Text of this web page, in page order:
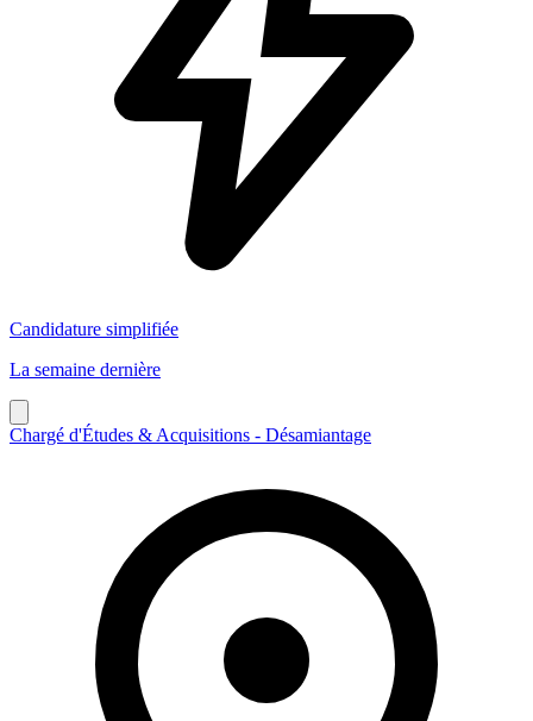
Candidature simplifiée
La semaine dernière
Chargé d'Études & Acquisitions - Désamiantage